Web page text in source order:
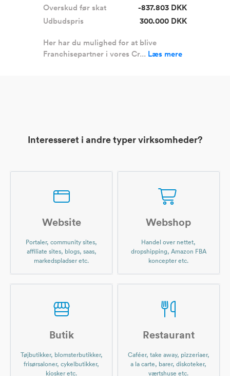
Overskud før skat
-837.803 DKK
Udbudspris
300.000 DKK
Her har du mulighed for at blive
Franchisepartner i vores Cr... Læs mere
Interesseret i andre typer virksomheder?
Website
Portaler, community sites,
affiliate sites, blogs, saas,
markedspladser etc.
Webshop
Handel over nettet,
dropshipping, Amazon FBA
koncepter etc.
Butik
Tøjbutikker, blomsterbutikker,
frisørsaloner, cykelbutikker,
kiosker etc.
Restaurant
Caféer, take away, pizzeriaer,
a la carte, barer, diskoteker,
værtshuse etc.